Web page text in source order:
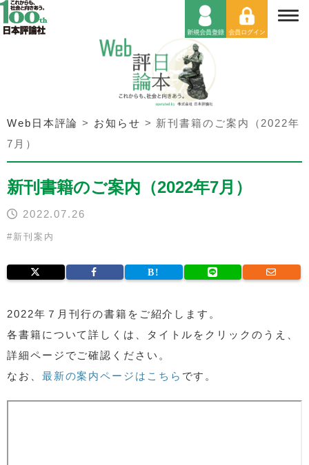
Web日本評論 > お知らせ > 新刊書籍のご案内（2022年
7月）
新刊書籍のご案内（2022年7月）
2022.07.26
# 新刊案内
2022年７月刊行の書籍をご紹介します。
各書籍について詳しくは、タイトルをクリックのうえ、
詳細ページでご確認ください。
なお、 最新の案内ページはこちら です。